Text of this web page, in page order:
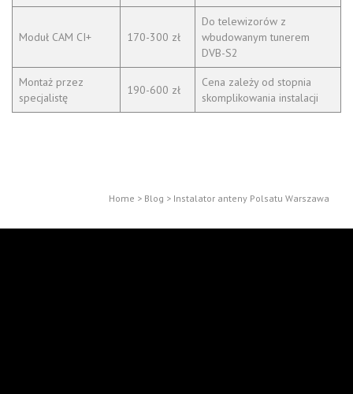
Moduł CAM CI+ 170-300 zł
Do telewizorów z
wbudowanym tunerem
DVB-S2
Montaż przez
specjalistę
190-600 zł
Cena zależy od stopnia
skomplikowania instalacji
Home > Blog > Instalator anteny Polsatu Warszawa